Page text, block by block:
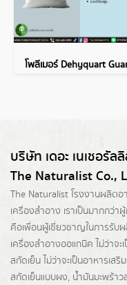
โพลีเมอร์ Dehyquart
บริษัท เดอะ เนเชอรัล
The Naturalist Co.,
The Naturalist โรงงานผลิตอ
เครื่องสำอาง เราเป็นมากกว่าผู้
คือเพื่อนผู้เชี่ยวชาญในการรับ
เครื่องสำอางออแกนิค ไม่ว่า
สกัดเย็น ไม่ว่าจะเป็นอาหารเ
สกัดเย็นแบบผง, น้ำมันมะพร้า